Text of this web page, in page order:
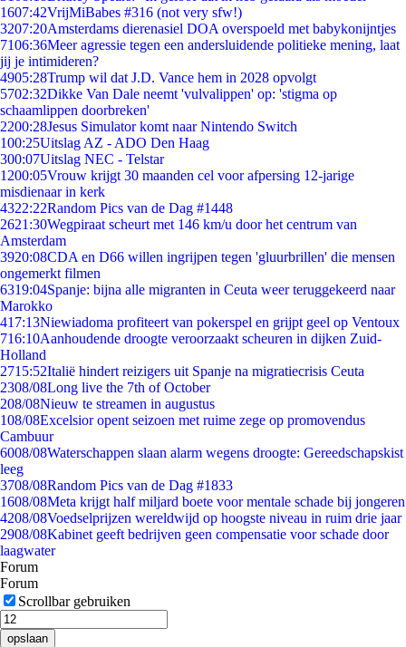
1607:42VrijMiBabes #316 (not very sfw!)
3207:20Amsterdams dierenasiel DOA overspoeld met babykonijntjes
7106:36Meer agressie tegen een andersluidende politieke mening, laat
jij je intimideren?
4905:28Trump wil dat J.D. Vance hem in 2028 opvolgt
5702:32Dikke Van Dale neemt 'vulvalippen' op: 'stigma op
schaamlippen doorbreken'
2200:28Jesus Simulator komt naar Nintendo Switch
100:25Uitslag AZ - ADO Den Haag
300:07Uitslag NEC - Telstar
1200:05Vrouw krijgt 30 maanden cel voor afpersing 12-jarige
misdienaar in kerk
4322:22Random Pics van de Dag #1448
2621:30Wegpiraat scheurt met 146 km/u door het centrum van
Amsterdam
3920:08CDA en D66 willen ingrijpen tegen 'gluurbrillen' die mensen
ongemerkt filmen
6319:04Spanje: bijna alle migranten in Ceuta weer teruggekeerd naar
Marokko
417:13Niewiadoma profiteert van pokerspel en grijpt geel op Ventoux
716:10Aanhoudende droogte veroorzaakt scheuren in dijken Zuid-
Holland
2715:52Italië hindert reizigers uit Spanje na migratiecrisis Ceuta
2308/08Long live the 7th of October
208/08Nieuw te streamen in augustus
108/08Excelsior opent seizoen met ruime zege op promovendus
Cambuur
6008/08Waterschappen slaan alarm wegens droogte: Gereedschapskist
leeg
3708/08Random Pics van de Dag #1833
1608/08Meta krijgt half miljard boete voor mentale schade bij jongeren
4208/08Voedselprijzen wereldwijd op hoogste niveau in ruim drie jaar
2908/08Kabinet geeft bedrijven geen compensatie voor schade door
laagwater
Forum
Forum
Scrollbar gebruiken
opslaan